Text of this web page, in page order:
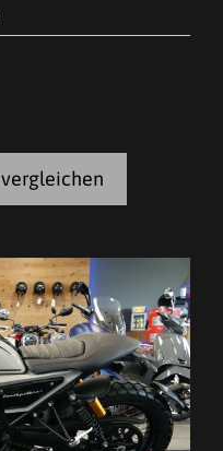
vergleichen